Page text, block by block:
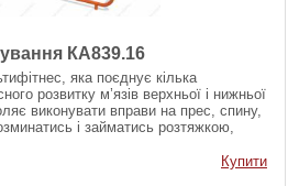
КА839.16
яка поєднує кілька
розвитку м’язів верхньої і нижньої
виконувати вправи на прес, спину,
і займатись розтяжкою,
ідеально підходить для
чи на спортивних майданчиках.
Купити